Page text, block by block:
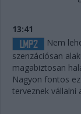
13:41
Nem
szenzációsan
magabiztosan
Nagyon fontos
terveznek vállalni